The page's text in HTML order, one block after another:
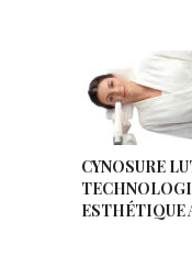
CYNOSURE
ESTHÉTIQUE